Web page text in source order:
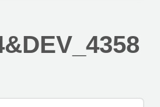
&DEV_4358